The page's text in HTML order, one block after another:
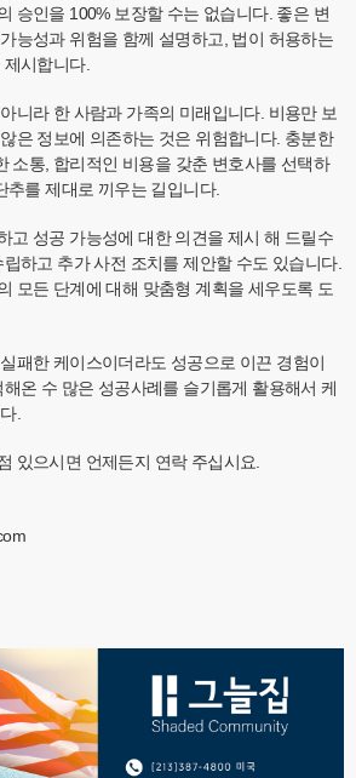
승인을 100% 보장할 수는 없습니다. 좋은 변
능성과 위험을 함께 설명하고, 법이 허용하는
제시합니다.
니라 한 사람과 가족의 미래입니다. 비용만 보
은 정보에 의존하는 것은 위험합니다. 충분한
소통, 합리적인 비용을 갖춘 변호사를 선택하
추를 제대로 끼우는 길입니다.
고 성공 가능성에 대한 의견을 제시 해 드릴수
하고 추가 사전 조치를 제안할 수도 있습니다.
모든 단계에 대해 맞춤형 계획을 세우도록 도
패한 케이스이더라도 성공으로 이끈 경험이
온 수 많은 성공사례를 슬기롭게 활용해서 케
.
있으시면 언제든지 연락 주십시요.